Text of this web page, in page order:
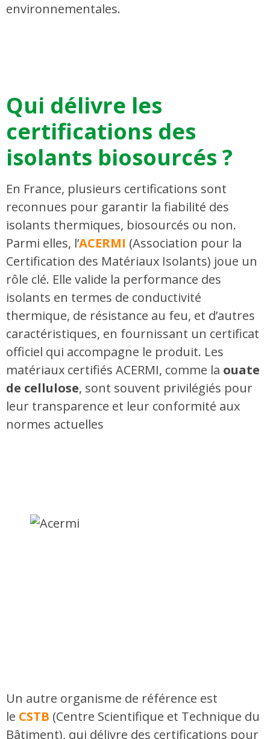
environnementales.
Qui délivre les
certifications des
isolants biosourcés ?
En France, plusieurs certifications sont
reconnues pour garantir la fiabilité des
isolants thermiques, biosourcés ou non.
Parmi elles, l’ACERMI (Association pour la
Certification des Matériaux Isolants) joue un
rôle clé. Elle valide la performance des
isolants en termes de conductivité
thermique, de résistance au feu, et d’autres
caractéristiques, en fournissant un certificat
officiel qui accompagne le produit. Les
matériaux certifiés ACERMI, comme la ouate
de cellulose, sont souvent privilégiés pour
leur transparence et leur conformité aux
normes actuelles​
Un autre organisme de référence est
le CSTB (Centre Scientifique et Technique du
Bâtiment), qui délivre des certifications pour